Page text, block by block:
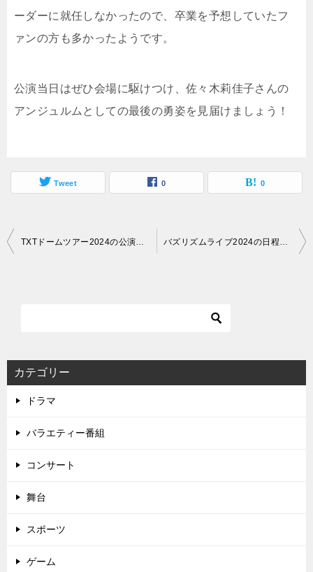
ーダーに就任しなかったので、卒業を予想していたフ
ァンの方も多かったようです。
公演当日はぜひ会場に駆けつけ、佐々木莉佳子さんの
アンジュルムとしての最後の勇姿を見届けましょう！
Tweet 0 0
投
シ
ョ
TXTドームツアー2024の公演日程と会場が決定！チケットの取り方は？ バズリズムライブ2024の日程と会場が決定！チケットの取り方は？
カテゴリー
ドラマ
バラエティー番組
コンサート
舞台
スポーツ
ゲーム